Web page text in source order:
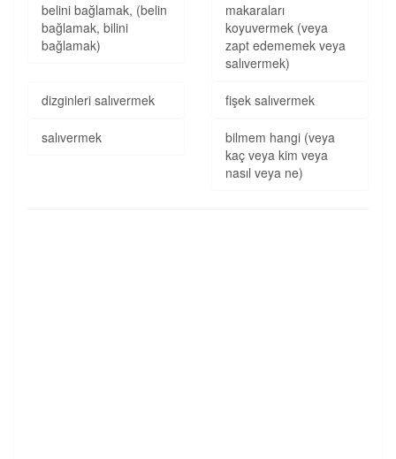
belini bağlamak, (belin
bağlamak, bilini
bağlamak)
makaraları
koyuvermek (veya
zapt edememek veya
salıvermek)
dizginleri salıvermek fişek salıvermek
salıvermek
bilmem hangi (veya
kaç veya kim veya
nasıl veya ne)